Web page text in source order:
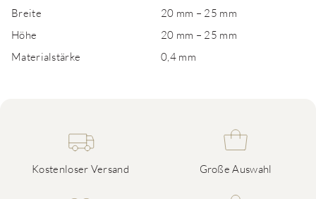
Breite
20 mm – 25 mm
Höhe
20 mm – 25 mm
Materialstärke
0,4 mm
Kostenloser Versand Große Auswahl